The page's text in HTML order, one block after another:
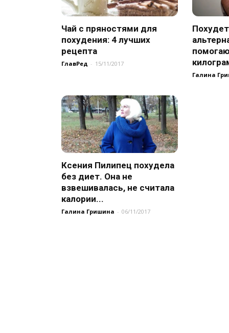
Чай с пряностями для
похудения: 4 лучших
рецепта
ГлавРед - 15/11/2017
Галина
Ксения Пилипец похудела
без диет. Она не
взвешивалась, не считала
калории...
Галина Гришина - 06/11/2017